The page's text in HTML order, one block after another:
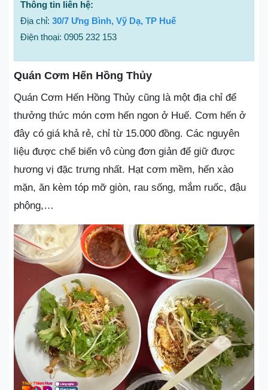
Thông tin liên hệ:
Địa chỉ: 30/7 Ưng Bình, Vỹ Dạ, TP Huế
Điện thoại: 0905 232 153
Quán Cơm Hến Hồng Thủy
Quán Cơm Hến Hồng Thủy cũng là một địa chỉ để
thưởng thức món cơm hến ngon ở Huế. Cơm hến ở
đây có giá khả rẻ, chỉ từ 15.000 đồng. Các nguyên
liệu được chế biến vô cùng đơn giản để giữ được
hương vị đặc trưng nhất. Hạt cơm mềm, hến xào
mặn, ăn kèm tóp mỡ giòn, rau sống, mắm ruốc, đậu
phộng,…